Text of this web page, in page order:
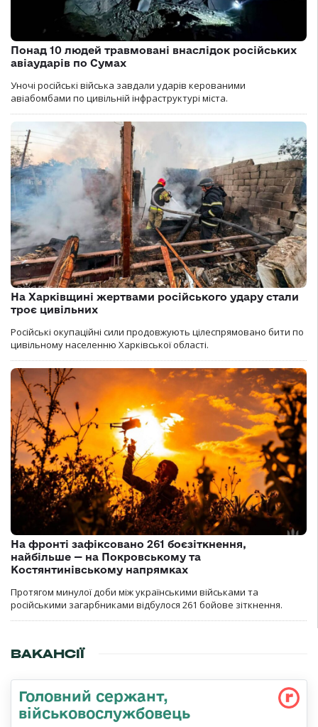
Понад 10 людей травмовані внаслідок російських
авіаударів по Сумах
Уночі російські війська завдали ударів керованими
авіабомбами по цивільній інфраструктурі міста.
На Харківщині жертвами російського удару стали
троє цивільних
Російські окупаційні сили продовжують цілеспрямовано бити по
цивільному населенню Харківської області.
На фронті зафіксовано 261 боєзіткнення,
найбільше — на Покровському та
Костянтинівському напрямках
Протягом минулої доби між українськими військами та
російськими загарбниками відбулося 261 бойове зіткнення.
ВАКАНСІЇ
Головний сержант,
військовослужбовець